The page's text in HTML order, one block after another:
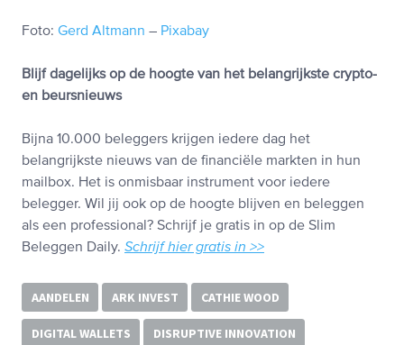
Foto: Gerd Altmann – Pixabay
Blijf dagelijks op de hoogte van het belangrijkste crypto-
en beursnieuws
Bijna 10.000 beleggers krijgen iedere dag het
belangrijkste nieuws van de financiële markten in hun
mailbox. Het is onmisbaar instrument voor iedere
belegger. Wil jij ook op de hoogte blijven en beleggen
als een professional? Schrijf je gratis in op de Slim
Beleggen Daily. Schrijf hier gratis in >>
AANDELEN ARK INVEST CATHIE WOOD
DIGITAL WALLETS DISRUPTIVE INNOVATION